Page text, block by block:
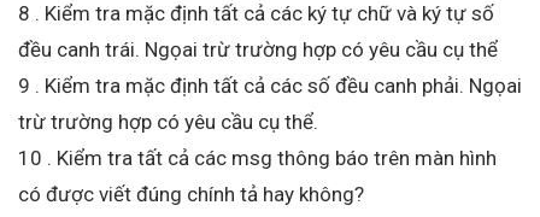
8 . Kiểm tra mặc định tất cả các ký tự chữ và ký tự số
đều canh trái. Ngọai trừ trường hợp có yêu cầu cụ thể
9 . Kiểm tra mặc định tất cả các số đều canh phải. Ngọai
trừ trường hợp có yêu cầu cụ thể.
10 . Kiểm tra tất cả các msg thông báo trên màn hình
có được viết đúng chính tả hay không?